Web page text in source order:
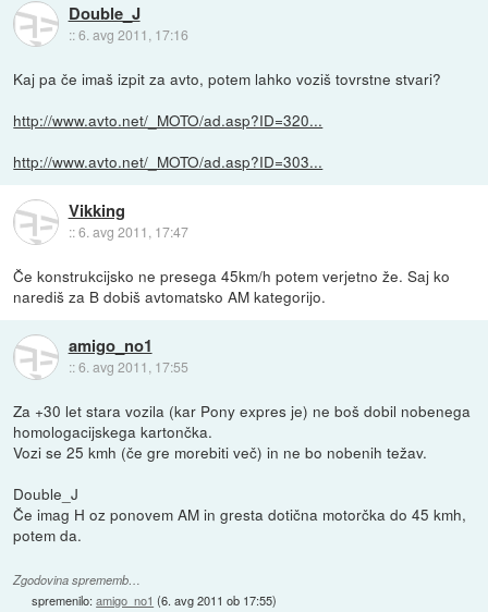
Double_J
::6. avg 2011, 17:16
Kaj pa če imaš izpit za avto, potem lahko voziš tovrstne stvari?
http://www.avto.net/_MOTO/ad.asp?ID=320...
http://www.avto.net/_MOTO/ad.asp?ID=303...
Vikking
::6. avg 2011, 17:47
Če konstrukcijsko ne presega 45km/h potem verjetno že. Saj ko
narediš za B dobiš avtomatsko AM kategorijo.
amigo_no1
::6. avg 2011, 17:55
Za +30 let stara vozila (kar Pony expres je) ne boš dobil nobenega
homologacijskega kartončka.
Vozi se 25 kmh (če gre morebiti več) in ne bo nobenih težav.
Double_J
Če imag H oz ponovem AM in gresta dotična motorčka do 45 kmh,
potem da.
Zgodovina sprememb…
spremenilo:amigo_no1 (6. avg 2011 ob 17:55)